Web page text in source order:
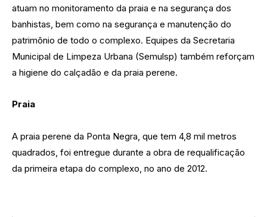
atuam no monitoramento da praia e na segurança dos
banhistas, bem como na segurança e manutenção do
patrimônio de todo o complexo. Equipes da Secretaria
Municipal de Limpeza Urbana (Semulsp) também reforçam
a higiene do calçadão e da praia perene.
Praia
A praia perene da Ponta Negra, que tem 4,8 mil metros
quadrados, foi entregue durante a obra de requalificação
da primeira etapa do complexo, no ano de 2012.